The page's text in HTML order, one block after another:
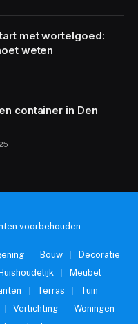
met wortelgoed:
weten
container in Den
voorbehouden.
Bouw
Decoratie
Huishoudelijk
Meubel
Terras
Tuin
Verlichting
Woningen